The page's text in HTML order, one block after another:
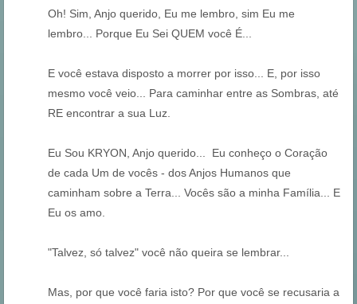
Oh! Sim, Anjo querido, Eu me lembro, sim Eu me
lembro... Porque Eu Sei QUEM você É...
E você estava disposto a morrer por isso... E, por isso
mesmo você veio... Para caminhar entre as Sombras, até
RE encontrar a sua Luz.
Eu Sou KRYON, Anjo querido... Eu conheço o Coração
de cada Um de vocês - dos Anjos Humanos que
caminham sobre a Terra... Vocês são a minha Família... E
Eu os amo.
"Talvez, só talvez" você não queira se lembrar...
Mas, por que você faria isto? Por que você se recusaria a